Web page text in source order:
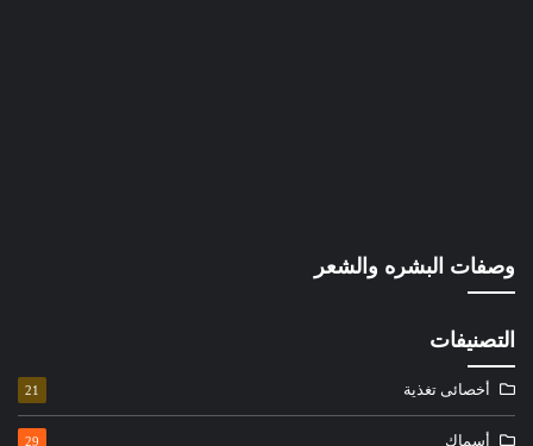
وصفات البشره والشعر
التصنيفات
أخصائى تغذية 21
أسماك 29